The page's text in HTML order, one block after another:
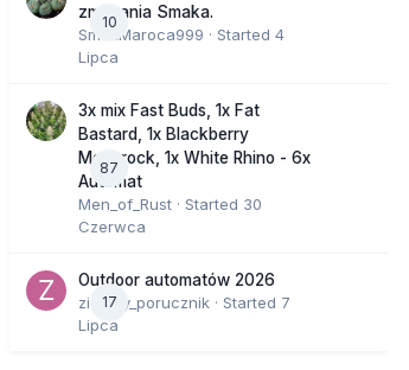
10
zmagania Smaka.
SmakMaroca999 · Started 4
Lipca
87
3x mix Fast Buds, 1x Fat
Bastard, 1x Blackberry
Moonrock, 1x White Rhino - 6x
Automat
Men_of_Rust · Started 30
Czerwca
17
Outdoor automatów 2026
zielony_porucznik · Started 7
Lipca